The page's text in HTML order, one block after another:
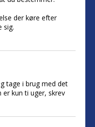
der køre efter
sig.
tage i brug med det
kun ti uger, skrev